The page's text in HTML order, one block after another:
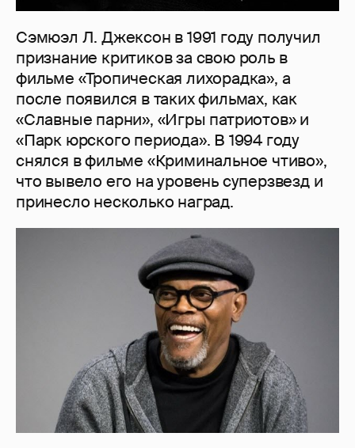
Сэмюэл Л. Джексон в 1991 году получил
признание критиков за свою роль в
фильме «Тропическая лихорадка», а
после появился в таких фильмах, как
«Славные парни», «Игры патриотов» и
«Парк юрского периода». В 1994 году
снялся в фильме «Криминальное чтиво»,
что вывело его на уровень суперзвезд и
принесло несколько наград.